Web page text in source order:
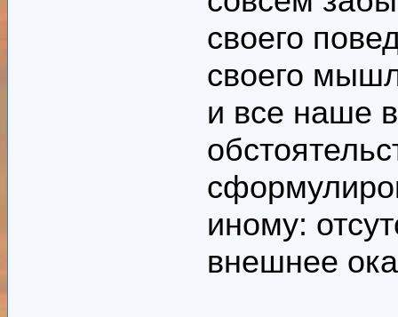
своего
своего
и все наше
иному:
внешнее